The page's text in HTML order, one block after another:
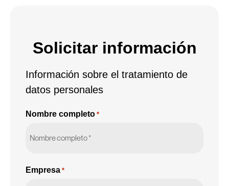
Solicitar información
Información sobre el tratamiento de
datos personales
Nombre completo *
Empresa *